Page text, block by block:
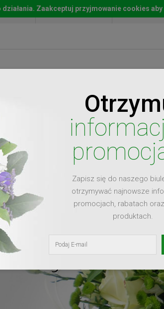
Start Moje konto Lista
Zapisz się do naszego
otrzymywać najnowsze
promocjach, rabatach
produktach.
Zaakceptuj przyjmowanie cookies